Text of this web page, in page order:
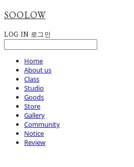
SOOLOW
LOG IN 로그인
Home
About us
Class
Studio
Goods
Store
Gallery
Community
Notice
Review